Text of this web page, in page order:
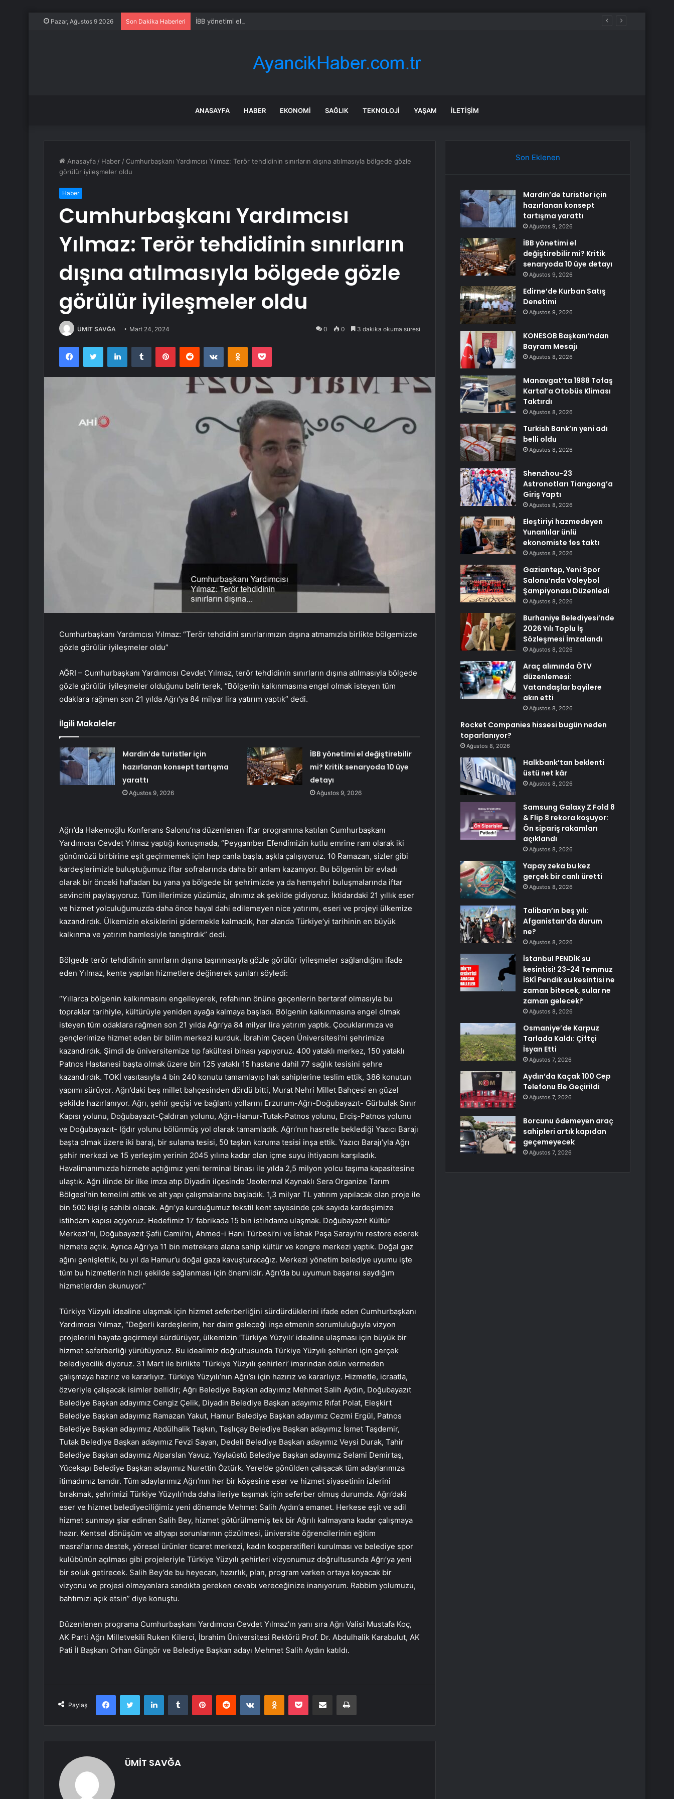
Pazar, Ağustos 9 2026 Son Dakika Haberleri İBB yönetimi el değiştirebilir mi? Kritik senaryoda 10 üye detayı
ANASAYFA HABER EKONOMI SAĞLIK TEKNOLOJI YAŞAM İLETIŞIM
Anasayfa / Haber / Cumhurbaşkanı Yardımcısı Yılmaz: Terör tehdidinin sınırların dışına atılmasıyla bölgede gözle
görülür iyileşmeler oldu
Haber
Cumhurbaşkanı Yardımcısı
Yılmaz: Terör tehdidinin sınırların
dışına atılmasıyla bölgede gözle
görülür iyileşmeler oldu
ÜMİT SAVĞA Mart 24, 2024 0 0 3 dakika okuma süresi
FacebookTwitter LinkedInTumblr PinterestReddit VKontakteOdnoklassniki
Pocket
Cumhurbaşkanı Yardımcısı Yılmaz: “Terör tehdidini sınırlarımızın dışına atmamızla birlikte bölgemizde
gözle görülür iyileşmeler oldu”
AĞRI – Cumhurbaşkanı Yardımcısı Cevdet Yılmaz, terör tehdidinin sınırların dışına atılmasıyla bölgede
gözle görülür iyileşmeler olduğunu belirterek, “Bölgenin kalkınmasına engel olmak isteyen tüm
odaklara rağmen son 21 yılda Ağrı’ya 84 milyar lira yatırım yaptık” dedi.
İlgili Makaleler
Mardin’de turistler için
hazırlanan konsept tartışma
yarattı
Ağustos 9, 2026
İBB yönetimi el değiştirebilir
mi? Kritik senaryoda 10 üye
detayı
Ağustos 9, 2026
Ağrı’da Hakemoğlu Konferans Salonu’na düzenlenen iftar programına katılan Cumhurbaşkanı
Yardımcısı Cevdet Yılmaz yaptığı konuşmada, “Peygamber Efendimizin kutlu emrine ram olarak iki
günümüzü birbirine eşit geçirmemek için hep canla başla, aşkla çalışıyoruz. 10 Ramazan, sizler gibi
kardeşlerimizle buluştuğumuz iftar sofralarında daha bir anlam kazanıyor. Bu bölgenin bir evladı
olarak bir önceki haftadan bu yana ya bölgede bir şehrimizde ya da hemşehri buluşmalarında iftar
sevincini paylaşıyoruz. Tüm illerimize yüzümüz, alnımız ak şekilde gidiyoruz. İktidardaki 21 yıllık eser
ve hizmet yolculuğumuzda daha önce hayal dahi edilemeyen nice yatırımı, eseri ve projeyi ülkemize
kazandırdık. Ülkemizin eksiklerini gidermekle kalmadık, her alanda Türkiye’yi tarihinin en büyük
kalkınma ve yatırım hamlesiyle tanıştırdık” dedi.
Bölgede terör tehdidinin sınırların dışına taşınmasıyla gözle görülür iyileşmeler sağlandığını ifade
eden Yılmaz, kente yapılan hizmetlere değinerek şunları söyledi:
“Yıllarca bölgenin kalkınmasını engelleyerek, refahının önüne geçenlerin bertaraf olmasıyla bu
topraklar tarihiyle, kültürüyle yeniden ayağa kalmaya başladı. Bölgenin kalkınmasına engel olmak
isteyen tüm odaklara rağmen son 21 yılda Ağrı’ya 84 milyar lira yatırım yaptık. Çocuklarımıza ve
gençlerimize hizmet eden bir bilim merkezi kurduk. İbrahim Çeçen Üniversitesi’ni şehrimize
kazandırdık. Şimdi de üniversitemize tıp fakültesi binası yapıyoruz. 400 yataklı merkez, 150 yataklı
Patnos Hastanesi başta olmak üzere bin 125 yataklı 15 hastane dahil 77 sağlık tesisini şehre
kazandırdık. TOKİ vasıtasıyla 4 bin 240 konutu tamamlayıp hak sahiplerine teslim ettik, 386 konutun
yapımı sürüyor. Ağrı’daki beş millet bahçesinden dördü bitti, Murat Nehri Millet Bahçesi en güzel
şekilde hazırlanıyor. Ağrı, şehir geçişi ve bağlantı yollarını Erzurum-Ağrı-Doğubayazıt- Gürbulak Sınır
Kapısı yolunu, Doğubayazıt-Çaldıran yolunu, Ağrı-Hamur-Tutak-Patnos yolunu, Erciş-Patnos yolunu
ve Doğubayazıt- Iğdır yolunu bölünmüş yol olarak tamamladık. Ağrı’nın hasretle beklediği Yazıcı Barajı
başta olmak üzere iki baraj, bir sulama tesisi, 50 taşkın koruma tesisi inşa ettik. Yazıcı Barajı’yla Ağrı
şehir merkezi ve 15 yerleşim yerinin 2045 yılına kadar olan içme suyu ihtiyacını karşıladık.
Havalimanımızda hizmete açtığımız yeni terminal binası ile yılda 2,5 milyon yolcu taşıma kapasitesine
ulaştık. Ağrı ilinde bir ilke imza atıp Diyadin ilçesinde ‘Jeotermal Kaynaklı Sera Organize Tarım
Bölgesi’nin temelini attık ve alt yapı çalışmalarına başladık. 1,3 milyar TL yatırım yapılacak olan proje ile
bin 500 kişi iş sahibi olacak. Ağrı’ya kurduğumuz tekstil kent sayesinde çok sayıda kardeşimize
istihdam kapısı açıyoruz. Hedefimiz 17 fabrikada 15 bin istihdama ulaşmak. Doğubayazıt Kültür
Merkezi’ni, Doğubayazıt Şafii Camii’ni, Ahmed-i Hani Türbesi’ni ve İshak Paşa Sarayı’nı restore ederek
hizmete açtık. Ayrıca Ağrı’ya 11 bin metrekare alana sahip kültür ve kongre merkezi yaptık. Doğal gaz
ağını genişlettik, bu yıl da Hamur’u doğal gaza kavuşturacağız. Merkezi yönetim belediye uyumu işte
tüm bu hizmetlerin hızlı şekilde sağlanması için önemlidir. Ağrı’da bu uyumun başarısı saydığım
hizmetlerden okunuyor.”
Türkiye Yüzyılı idealine ulaşmak için hizmet seferberliğini sürdürdüklerini ifade eden Cumhurbaşkanı
Yardımcısı Yılmaz, “Değerli kardeşlerim, her daim geleceği inşa etmenin sorumluluğuyla vizyon
projelerini hayata geçirmeyi sürdürüyor, ülkemizin ‘Türkiye Yüzyılı’ idealine ulaşması için büyük bir
hizmet seferberliği yürütüyoruz. Bu idealimiz doğrultusunda Türkiye Yüzyılı şehirleri için gerçek
belediyecilik diyoruz. 31 Mart ile birlikte ‘Türkiye Yüzyılı şehirleri’ imarından ödün vermeden
çalışmaya hazırız ve kararlıyız. Türkiye Yüzyılı’nın Ağrı’sı için hazırız ve kararlıyız. Hizmetle, icraatla,
özveriyle çalışacak isimler bellidir; Ağrı Belediye Başkan adayımız Mehmet Salih Aydın, Doğubayazıt
Belediye Başkan adayımız Cengiz Çelik, Diyadin Belediye Başkan adayımız Rıfat Polat, Eleşkirt
Belediye Başkan adayımız Ramazan Yakut, Hamur Belediye Başkan adayımız Cezmi Ergül, Patnos
Belediye Başkan adayımız Abdülhalik Taşkın, Taşlıçay Belediye Başkan adayımız İsmet Taşdemir,
Tutak Belediye Başkan adayımız Fevzi Sayan, Dedeli Belediye Başkan adayımız Veysi Durak, Tahir
Belediye Başkan adayımız Alparslan Yavuz, Yaylaüstü Belediye Başkan adayımız Selami Demirtaş,
Yücekapı Belediye Başkan adayımız Nurettin Öztürk. Yerelde gönülden çalışacak tüm adaylarımıza
itimadımız tamdır. Tüm adaylarımız Ağrı’nın her bir köşesine eser ve hizmet siyasetinin izlerini
bırakmak, şehrimizi Türkiye Yüzyılı’nda daha ileriye taşımak için seferber olmuş durumda. Ağrı’daki
eser ve hizmet belediyeciliğimiz yeni dönemde Mehmet Salih Aydın’a emanet. Herkese eşit ve adil
hizmet sunmayı şiar edinen Salih Bey, hizmet götürülmemiş tek bir Ağrılı kalmayana kadar çalışmaya
hazır. Kentsel dönüşüm ve altyapı sorunlarının çözülmesi, üniversite öğrencilerinin eğitim
masraflarına destek, yöresel ürünler ticaret merkezi, kadın kooperatifleri kurulması ve belediye spor
kulübünün açılması gibi projeleriyle Türkiye Yüzyılı şehirleri vizyonumuz doğrultusunda Ağrı’ya yeni
bir soluk getirecek. Salih Bey’de bu heyecan, hazırlık, plan, program varken ortaya koyacak bir
vizyonu ve projesi olmayanlara sandıkta gereken cevabı vereceğinize inanıyorum. Rabbim yolumuzu,
bahtımızı açık etsin” diye konuştu.
Düzenlenen programa Cumhurbaşkanı Yardımcısı Cevdet Yılmaz’ın yanı sıra Ağrı Valisi Mustafa Koç,
AK Parti Ağrı Milletvekili Ruken Kilerci, İbrahim Üniversitesi Rektörü Prof. Dr. Abdulhalik Karabulut, AK
Pati İl Başkanı Orhan Güngör ve Belediye Başkan adayı Mehmet Salih Aydın katıldı.
Paylaş
FacebookTwitter LinkedInTumblr PinterestReddit VKontakteOdnoklassniki
Pocket E-Posta ile paylaş Yazdır
ÜMİT SAVĞA
Son Eklenen
Mardin’de turistler için
hazırlanan konsept
tartışma yarattı
Ağustos 9, 2026
İBB yönetimi el
değiştirebilir mi? Kritik
senaryoda 10 üye detayı
Ağustos 9, 2026
Edirne’de Kurban Satış
Denetimi
Ağustos 9, 2026
KONESOB Başkanı’ndan
Bayram Mesajı
Ağustos 8, 2026
Manavgat’ta 1988 Tofaş
Kartal’a Otobüs Kliması
Taktırdı
Ağustos 8, 2026
Turkish Bank’ın yeni adı
belli oldu
Ağustos 8, 2026
Shenzhou-23
Astronotları Tiangong’a
Giriş Yaptı
Ağustos 8, 2026
Eleştiriyi hazmedeyen
Yunanlılar ünlü
ekonomiste fes taktı
Ağustos 8, 2026
Gaziantep, Yeni Spor
Salonu’nda Voleybol
Şampiyonası Düzenledi
Ağustos 8, 2026
Burhaniye Belediyesi’nde
2026 Yılı Toplu İş
Sözleşmesi İmzalandı
Ağustos 8, 2026
Araç alımında ÖTV
düzenlemesi:
Vatandaşlar bayilere
akın etti
Ağustos 8, 2026
Rocket Companies hissesi bugün neden
toparlanıyor?
Ağustos 8, 2026
Halkbank’tan beklenti
üstü net kâr
Ağustos 8, 2026
Samsung Galaxy Z Fold 8
& Flip 8 rekora koşuyor:
Ön sipariş rakamları
açıklandı
Ağustos 8, 2026
Yapay zeka bu kez
gerçek bir canlı üretti
Ağustos 8, 2026
Taliban’ın beş yılı:
Afganistan’da durum
ne?
Ağustos 8, 2026
İstanbul PENDİK su
kesintisi! 23-24 Temmuz
İSKİ Pendik su kesintisi ne
zaman bitecek, sular ne
zaman gelecek?
Ağustos 8, 2026
Osmaniye’de Karpuz
Tarlada Kaldı: Çiftçi
İsyan Etti
Ağustos 7, 2026
Aydın’da Kaçak 100 Cep
Telefonu Ele Geçirildi
Ağustos 7, 2026
Borcunu ödemeyen araç
sahipleri artık kapıdan
geçemeyecek
Ağustos 7, 2026